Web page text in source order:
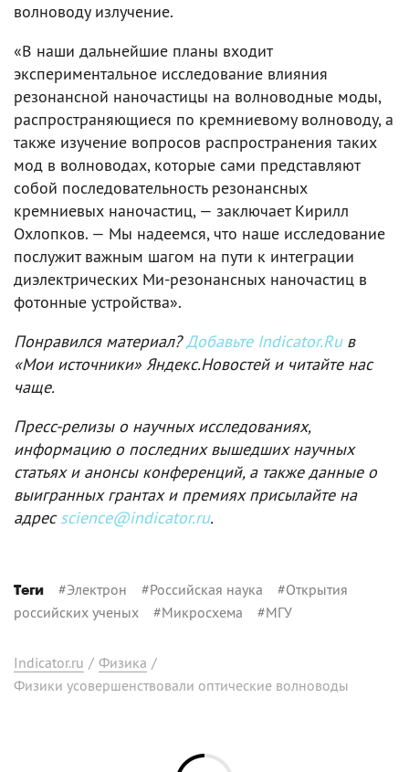
волноводу излучение.
«В наши дальнейшие планы входит
экспериментальное исследование влияния
резонансной наночастицы на волноводные моды,
распространяющиеся по кремниевому волноводу, а
также изучение вопросов распространения таких
мод в волноводах, которые сами представляют
собой последовательность резонансных
кремниевых наночастиц, — заключает Кирилл
Охлопков. — Мы надеемся, что наше исследование
послужит важным шагом на пути к интеграции
диэлектрических Ми-резонансных наночастиц в
фотонные устройства».
Понравился материал?Добавьте Indicator.Ruв
«Мои источники» Яндекс.Новостей и читайте нас
чаще.
Пресс-релизы о научных исследованиях,
информацию о последних вышедших научных
статьях и анонсы конференций, а также данные о
выигранных грантах и премиях присылайте на
адресscience@indicator.ru.
Теги #Электрон #Российская наука #Открытия
российских ученых #Микросхема #МГУ
Indicator.ru / Физика /
Физики усовершенствовали оптические волноводы